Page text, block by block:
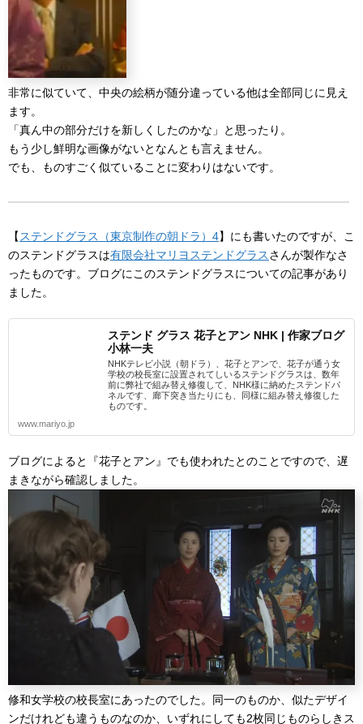
非常に似ていて、中央の絵柄が随分違っている他は全部同じに見え
ます。
「真ん中の部分だけを新しくしたのかな」と思ったり。
もう少し鮮明な画像がないとなんとも言えません。
でも、ものすごく似ていることに変わりはないです。
【ステンドグラス（東京制作の朝ドラ）4】にも書いたのですが、こ
のステンドグラスは有限会社マリヨステンドグラスさんが製作なさ
ったものです。ブログにこのステンドグラスについての記事があり
ました。
ステンド グラス 花子とアン NHK | 作家ブログ
小林一夫
NHKテレビ小説（朝ドラ）、花子とアンで、花子が通う女
学校の校長室に設置されてしいるステンドグラスは、数年
前に弊社で組み替え修復して、NHK様に納めたステンドパ
ネルです、廊下突き当たりにも、同様に組み替え修復した
ものです。
www.mariyo.jp
ブログによると『花子とアン』でも使われたとのことですので、遅
まきながら確認しました。
修和女学校の校長室にあったのでした。同一のものか、似たデザイ
ンだけれども違うものなのか、いずれにしても2枚同じものらしきス